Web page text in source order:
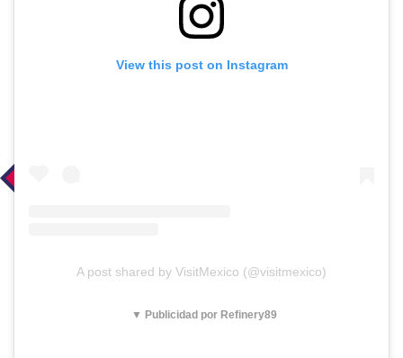
View this post on Instagram
A post shared by VisitMexico (@visitmexico)
▼ Publicidad por Refinery89